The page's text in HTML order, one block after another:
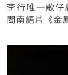
李行唯一歌
閩南語片《金